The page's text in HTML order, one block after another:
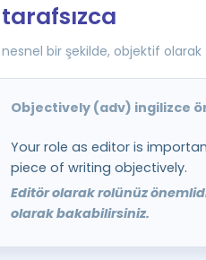
tarafsızca
nesnel bir şekilde, objektif olarak
Objectively (adv) ingilizce
Your role as editor is
piece of writing objectively.
Editör olarak rolünüz
olarak bakabilirsiniz.